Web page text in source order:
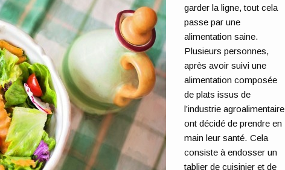
garder la ligne, tout cela
passe par une
alimentation saine.
Plusieurs personnes,
après avoir suivi une
alimentation composée
de plats issus de
l’industrie agroalimentaire
ont décidé de prendre en
main leur santé. Cela
consiste àendosser un
tablier de cuisinier et de